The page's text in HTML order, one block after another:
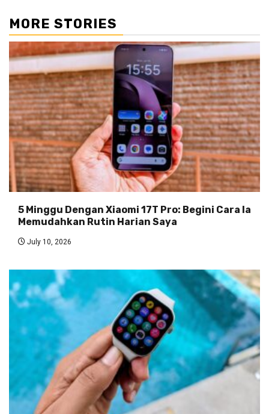
MORE STORIES
5 Minggu Dengan Xiaomi 17T Pro: Begini Cara Ia
Memudahkan Rutin Harian Saya
July 10, 2026